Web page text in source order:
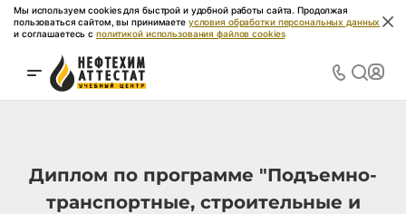
Мы используем cookies для быстрой и удобной работы сайта. Продолжая
пользоваться сайтом, вы принимаете условия обработки персональных данных
и соглашаетесь с политикой использования файлов cookies
Диплом по программе "Подъемно-
транспортные, строительные и